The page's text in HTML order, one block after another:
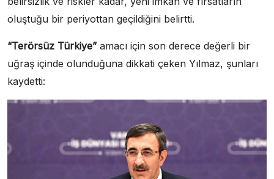
oluştuğu bir periyottan geçildiğini belirtti.
“Terörsüz Türkiye” amacı için son derece değerli bir
uğraş içinde olunduğuna dikkati çeken Yılmaz, şunları
kaydetti: